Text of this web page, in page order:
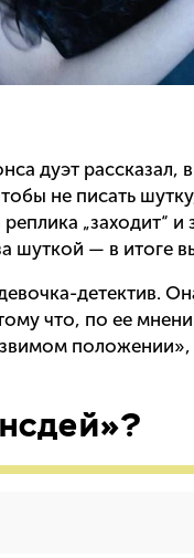
дуэт рассказал,
не писать
„заходит“
шуткой — в итоге
детектив.
что, по ее